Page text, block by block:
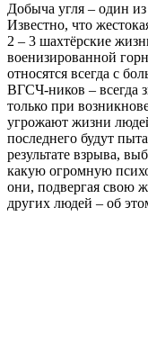
Добыча угля – один
Известно, что
2 – 3 шахтёрские
военизированной
относятся всегда с
ВГСЧ-ников – всегда
только при
угрожают жизни
последнего будут
результате взрыва,
какую огромную
они, подвергая свою
других людей – об